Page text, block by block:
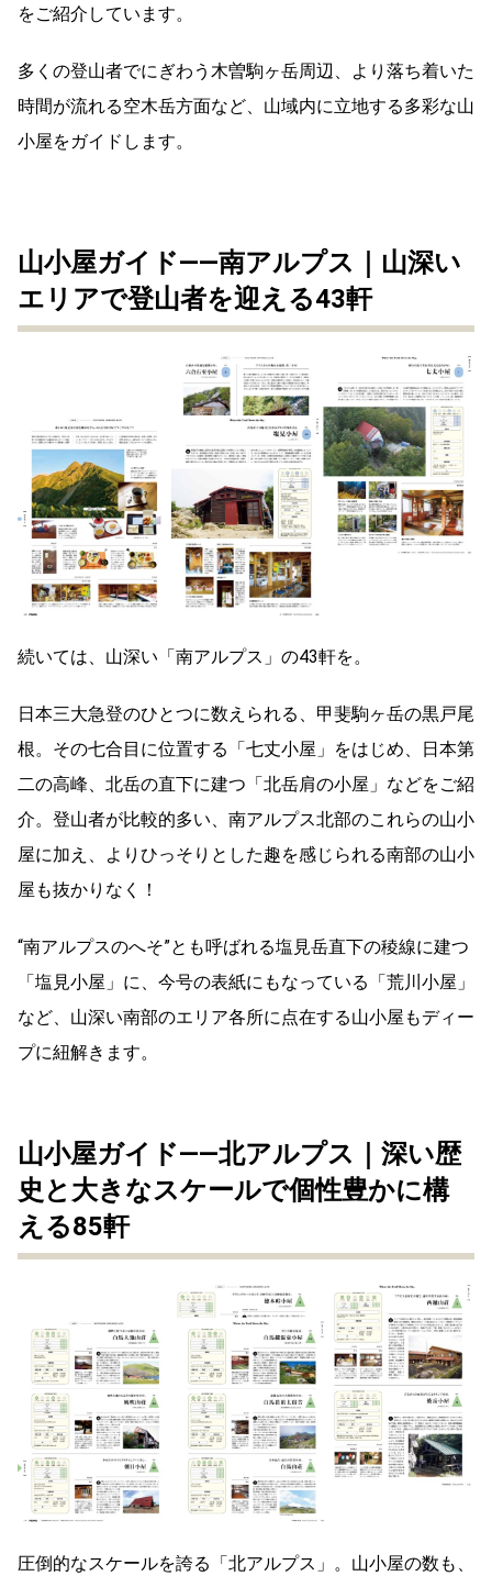
をご紹介しています。
多くの登山者でにぎわう木曽駒ヶ岳周辺、より落ち着いた
時間が流れる空木岳方面など、山域内に立地する多彩な山
小屋をガイドします。
山小屋ガイド——南アルプス｜山深い
エリアで登山者を迎える43軒
続いては、山深い「南アルプス」の43軒を。
日本三大急登のひとつに数えられる、甲斐駒ヶ岳の黒戸尾
根。その七合目に位置する「七丈小屋」をはじめ、日本第
二の高峰、北岳の直下に建つ「北岳肩の小屋」などをご紹
介。登山者が比較的多い、南アルプス北部のこれらの山小
屋に加え、よりひっそりとした趣を感じられる南部の山小
屋も抜かりなく！
“南アルプスのへそ”とも呼ばれる塩見岳直下の稜線に建つ
「塩見小屋」に、今号の表紙にもなっている「荒川小屋」
など、山深い南部のエリア各所に点在する山小屋もディー
プに紐解きます。
山小屋ガイド——北アルプス｜深い歴
史と大きなスケールで個性豊かに構
える85軒
圧倒的なスケールを誇る「北アルプス」。山小屋の数も、